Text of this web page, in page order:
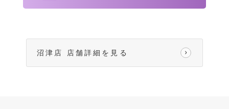
沼津店 店舗詳細を見る